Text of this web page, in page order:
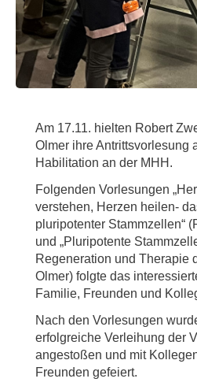
Am 17.11. hielten Robert
Olmer ihre Antrittsvorlesung
Habilitation an der MHH.
Folgenden Vorlesungen
verstehen, Herzen heilen-
pluripotenter Stammzellen“
und „Pluripotente
Regeneration und Therapie
Olmer) folgte das
Familie, Freunden und
Nach den Vorlesungen
erfolgreiche Verleihung der
angestoßen und mit
Freunden gefeiert.